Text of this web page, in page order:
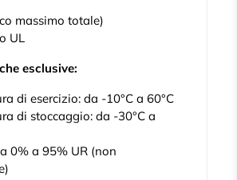
massimo totale)
UL
esclusive:
di esercizio: da -10°C a 60°C
di stoccaggio: da -30°C a
0% a 95% UR (non